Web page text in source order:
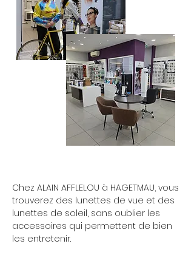
Chez ALAIN AFFLELOU à HAGETMAU, vous
trouverez des lunettes de vue et des
lunettes de soleil, sans oublier les
accessoires qui permettent de bien
les entretenir.